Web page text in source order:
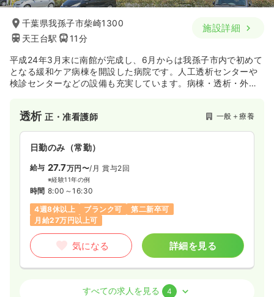
給与 時給1,200円〜
時間 8:30～17:00（休憩90分）
担当業務未経験可
気になる 詳細を見る
訪問看護正看護師 一般病院
日勤のみ（常勤）
給与 23.9〜34.7 万円/月 賞与4ヶ月
※一例
時間 8:00～17:00
土日祝休み
担当業務未経験可 ブランク可
第二新卒可
月給34万円以上可
気になる 詳細を見る
正・准看護師
千葉県我孫子市柴崎1300
天王台駅
11分
施設詳細
平成24年3月末に南館が完成し、6月からは我孫子市内で初めて
となる緩和ケア病棟を開設した病院です。人工透析センターや
検診センターなどの設備も充実しています。病棟・透析・外来
透析正・准看護師 一般＋療養
日勤のみ（常勤）
給与 27.7万円〜/月 賞与2回
※経験11年の例
時間 8:00～16:30
4週8休以上
ブランク可
第二新卒可
月給27万円以上可
気になる 詳細を見る
正・准看護師すべての求人を見る 4